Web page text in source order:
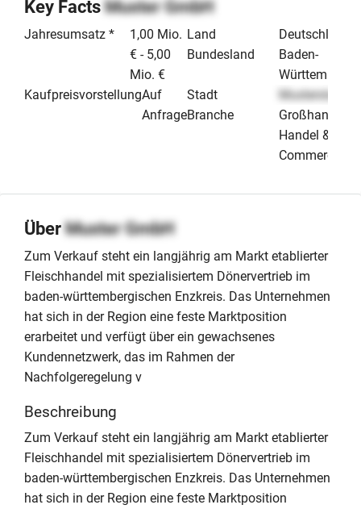
Key FactsMuster GmbH
Jahresumsatz *
1,00 Mio.
€ - 5,00
Mio. €
KaufpreisvorstellungAuf
Anfrage
Land
Deutschland
Bundesland
Baden-
Württemberg
Stadt
Musterstadt
Branche
Großhandel
Handel & E-
Commerce
ÜberMuster GmbH
Zum Verkauf steht ein langjährig am Markt etablierter
Fleischhandel mit spezialisiertem Dönervertrieb im
baden-württembergischen Enzkreis. Das Unternehmen
hat sich in der Region eine feste Marktposition
erarbeitet und verfügt über ein gewachsenes
Kundennetzwerk, das im Rahmen der
Nachfolgeregelung v
Beschreibung
Zum Verkauf steht ein langjährig am Markt etablierter
Fleischhandel mit spezialisiertem Dönervertrieb im
baden-württembergischen Enzkreis. Das Unternehmen
hat sich in der Region eine feste Marktposition